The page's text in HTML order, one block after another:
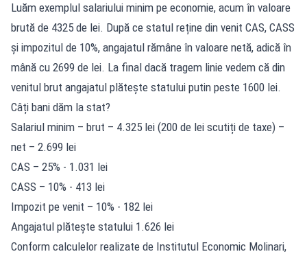
Luăm exemplul salariului minim pe economie, acum în valoare
brută de 4325 de lei. După ce statul reține din venit CAS, CASS
și impozitul de 10%, angajatul rămâne în valoare netă, adică în
mână cu 2699 de lei. La final dacă tragem linie vedem că din
venitul brut angajatul plătește statului putin peste 1600 lei.
Câți bani dăm la stat?
Salariul minim – brut – 4.325 lei (200 de lei scutiți de taxe) –
net – 2.699 lei
CAS – 25% - 1.031 lei
CASS – 10% - 413 lei
Impozit pe venit – 10% - 182 lei
Angajatul plătește statului 1.626 lei
Conform calculelor realizate de Institutul Economic Molinari,